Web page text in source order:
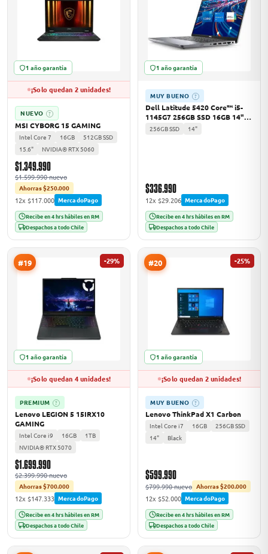
1 año garantía
¡Solo quedan 2 unidades!
NUEVO ?
MSI CYBORG 15 GAMING
Intel Core 7 16GB
512GB SSD
15.6"
NVIDIA® RTX 5060
$1.349.990
$1.599.990 nuevo
Ahorras $250.000
12x $117.000 MercadoPago
Recibe en 4 hrs hábiles en RM
Despachos a todo Chile
1 año garantía
MUY BUENO ?
Dell Latitude 5420 Core™ i5-
1145G7 256GB SSD 16GB 14"
(1920x1080) WIN11 Pro
256GB SSD 14"
$336.990
12x $29.206 MercadoPago
Recibe en 4 hrs hábiles en RM
Despachos a todo Chile
#19 -29%
1 año garantía
¡Solo quedan 4 unidades!
PREMIUM ?
Lenovo LEGION 5 15IRX10
GAMING
Intel Core i9 16GB
1TB
NVIDIA® RTX 5070
$1.699.990
$2.399.990 nuevo
Ahorras $700.000
12x $147.333 MercadoPago
Recibe en 4 hrs hábiles en RM
Despachos a todo Chile
#20 -25%
1 año garantía
¡Solo quedan 2 unidades!
MUY BUENO ?
Lenovo ThinkPad X1 Carbon
Intel Core i7 16GB
256GB SSD
14"
Black
$599.990
$799.990 nuevo Ahorras $200.000
12x $52.000 MercadoPago
Recibe en 4 hrs hábiles en RM
Despachos a todo Chile